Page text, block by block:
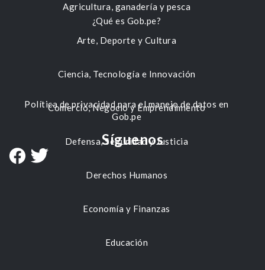
Agricultura, ganadería y pesca
Arte, Deporte y Cultura
Ciencia, Tecnología e Innovación
Comercio, Negocio y Emprendimiento
Defensa, Seguridad y Justicia
Derechos Humanos
Economía y Finanzas
Educación
¿Qué es Gob.pe?
Política de privacidad para el manejo de datos en
Gob.pe
Síguenos